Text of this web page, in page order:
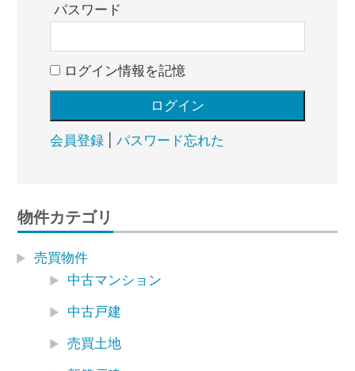
パスワード
ログイン情報を記憶
会員登録| パスワード忘れた
物件カテゴリ
売買物件
中古マンション
中古戸建
売買土地